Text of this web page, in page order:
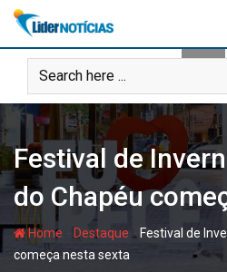
Skip
content
Festival de
do Chapéu
Home Destaque - Festival de
começa nesta sexta